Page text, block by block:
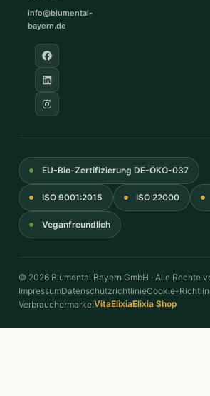
info@blumental-
bayern.de
EU-Bio-Zertifizierung DE-ÖKO-037
ISO 9001:2015 ISO 22000
Veganfreundlich
© 2026 Blumental Bayern GmbH · Alle Rechte
ImpressumDatenschutzrichtlinieCookie-
Verbrauchermarke:VitaElixiaElixia Shop